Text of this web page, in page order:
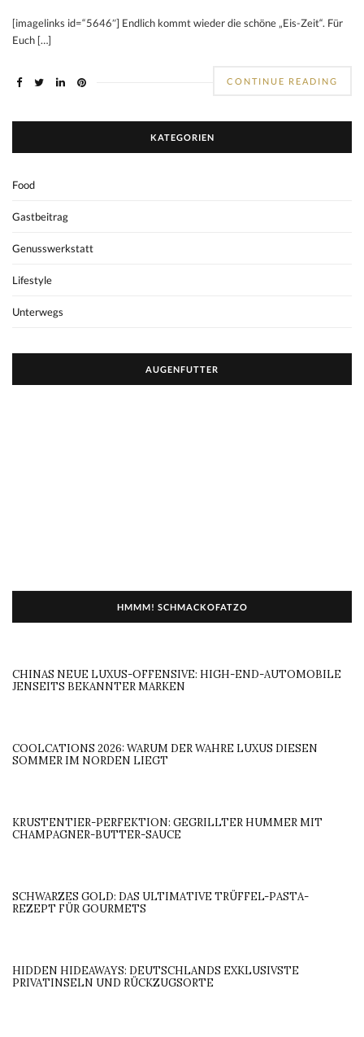
[imagelinks id=“5646″] Endlich kommt wieder die schöne „Eis-Zeit“. Für
Euch […]
CONTINUE READING
KATEGORIEN
Food
Gastbeitrag
Genusswerkstatt
Lifestyle
Unterwegs
AUGENFUTTER
HMMM! SCHMACKOFATZO
CHINAS NEUE LUXUS-OFFENSIVE: HIGH-END-AUTOMOBILE
JENSEITS BEKANNTER MARKEN
COOLCATIONS 2026: WARUM DER WAHRE LUXUS DIESEN
SOMMER IM NORDEN LIEGT
KRUSTENTIER-PERFEKTION: GEGRILLTER HUMMER MIT
CHAMPAGNER-BUTTER-SAUCE
SCHWARZES GOLD: DAS ULTIMATIVE TRÜFFEL-PASTA-
REZEPT FÜR GOURMETS
HIDDEN HIDEAWAYS: DEUTSCHLANDS EXKLUSIVSTE
PRIVATINSELN UND RÜCKZUGSORTE